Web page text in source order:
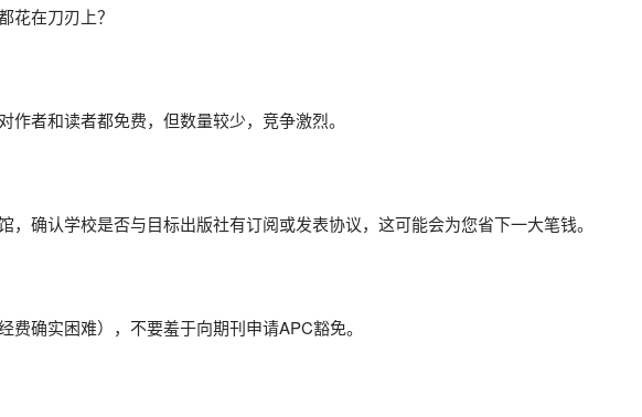
花在刀刃上？
者和读者都免费，但数量较少，竞争激烈。
，确认学校是否与目标出版社有订阅或发表协议，这可能会为您省下一大笔钱。
确实困难），不要羞于向期刊申请APC豁免。